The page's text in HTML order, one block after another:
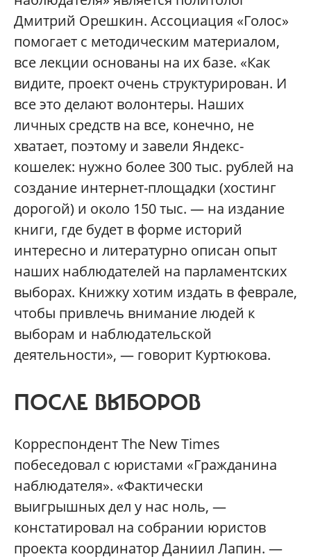
Дмитрий Орешкин. Ассоциация «Голос»
помогает с методическим материалом,
все лекции основаны на их базе. «Как
видите, проект очень структурирован. И
все это делают волонтеры. Наших
личных средств на все, конечно, не
хватает, поэтому и завели Яндекс-
кошелек: нужно более 300 тыс. рублей на
создание интернет-площадки (хостинг
дорогой) и около 150 тыс. — на издание
книги, где будет в форме историй
интересно и литературно описан опыт
наших наблюдателей на парламентских
выборах. Книжку хотим издать в феврале,
чтобы привлечь внимание людей к
выборам и наблюдательской
деятельности», — говорит Куртюкова.
ПОСЛЕ ВЫБОРОВ
Корреспондент The New Times
побеседовал с юристами «Гражданина
наблюдателя». «Фактически
выигрышных дел у нас ноль, —
констатировал на собрании юристов
проекта координатор Даниил Лапин. —